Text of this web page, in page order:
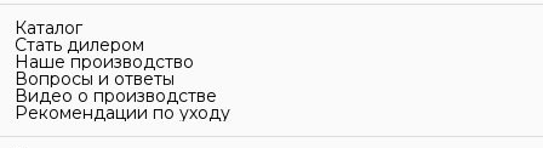
Каталог
Стать дилером
Наше производство
Вопросы и ответы
Видео о производстве
Рекомендации по уходу